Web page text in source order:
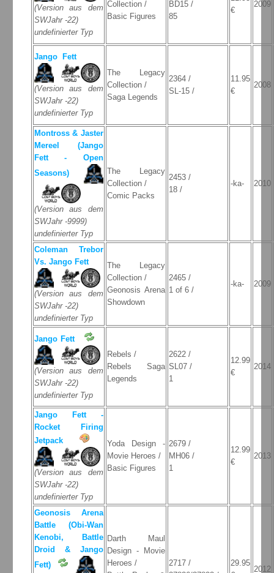
(Version aus dem
SWJahr -22)
undefinierter Typ
Collection /
Basic Figures
BD15 /
85
€
2009
Jango Fett
(Version aus dem
SWJahr -22)
undefinierter Typ
The Legacy
Collection /
Saga Legends
2364 /
SL-15 /
11.95
€
2008
Montross & Jaster
Mereel (Jango
Fett - Open
Seasons)
(Version aus dem
SWJahr -9999)
undefinierter Typ
The Legacy
Collection /
Comic Packs
2453 /
18 /
-ka- 2010
Coleman Trebor
Vs. Jango Fett
(Version aus dem
SWJahr -22)
undefinierter Typ
The Legacy
Collection /
Geonosis Arena
Showdown
2465 /
1 of 6 /
-ka- 2009
Jango Fett
(Version aus dem
SWJahr -22)
undefinierter Typ
Rebels /
Rebels Saga
Legends
2622 /
SL07 /
1
12.99
€
2014
Jango Fett -
Rocket Firing
Jetpack
(Version aus dem
SWJahr -22)
undefinierter Typ
Yoda Design -
Movie Heroes /
Basic Figures
2679 /
MH06 /
1
12.99
€
2013
Geonosis Arena
Battle (Obi-Wan
Kenobi, Battle
Droid & Jango
Fett)
Darth Maul
Design - Movie
Heroes /
2717 /
29.95
2012